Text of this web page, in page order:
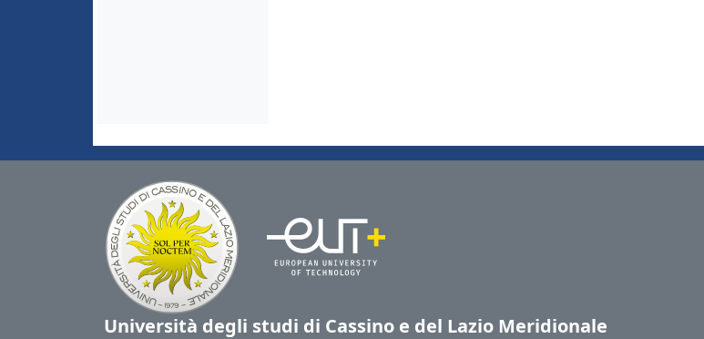
Università degli studi di Cassino e del Lazio Meridionale